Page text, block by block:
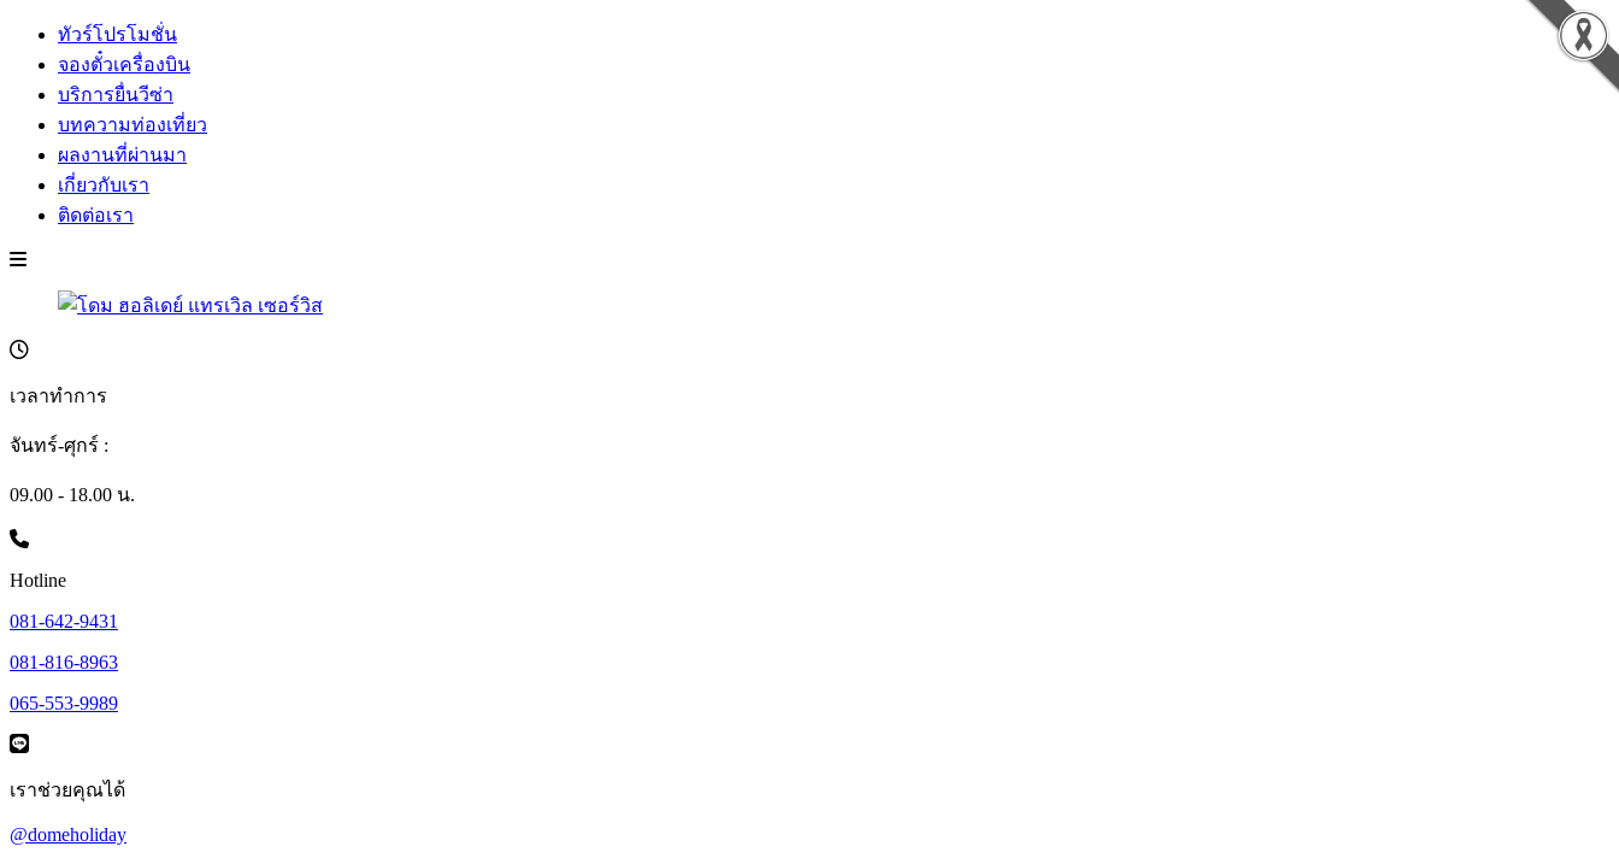
ทัวร์โปรโมชั่น
จองตั๋วเครื่องบิน
บริการยื่นวีซ่า
บทความท่องเที่ยว
ผลงานที่ผ่านมา
เกี่ยวกับเรา
ติดต่อเรา
เวลาทำการ
จันทร์-ศุกร์ :
09.00 - 18.00 น.
Hotline
081-642-9431
081-816-8963
065-553-9989
เราช่วยคุณได้
@domeholiday